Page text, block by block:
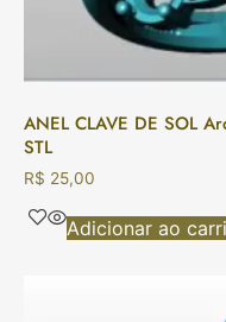
ANEL CLAVE DE SOL
STL
R$ 25,00
Adicionar ao